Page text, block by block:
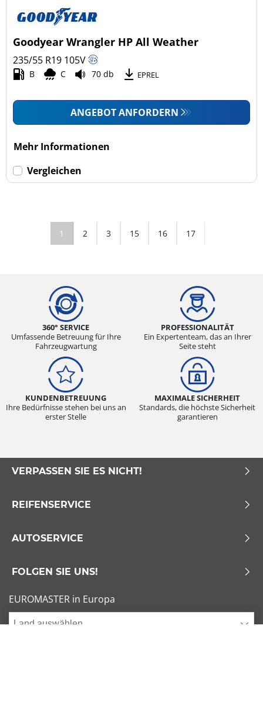
Goodyear Wrangler HP All Weather
235/55 R19 105V
B C 70 db EPREL
ANGEBOT ANFORDERN
Mehr Informationen
Vergleichen
1 2 3 15 16 17
360° SERVICE
Umfassende Betreuung für Ihre
Fahrzeugwartung
PROFESSIONALITÄT
Ein Expertenteam, das an Ihrer
Seite steht
KUNDENBETREUUNG
Ihre Bedürfnisse stehen bei uns an
erster Stelle
MAXIMALE SICHERHEIT
Standards, die höchste Sicherheit
garantieren
VERPASSEN SIE ES NICHT!
REIFENSERVICE
AUTOSERVICE
FOLGEN SIE UNS!
EUROMASTER in Europa
Land auswählen